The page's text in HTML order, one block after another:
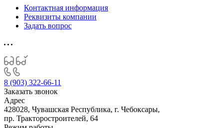
Контактная информация
Реквизиты компании
Задать вопрос
8 (903) 322-66-11
Заказать звонок
Адрес
428028, Чувашская Республика, г. Чебоксары,
пр. Тракторостроителей, 64